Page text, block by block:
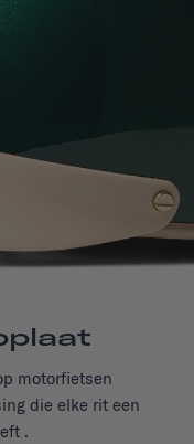
motorfietsen
die elke rit een
.